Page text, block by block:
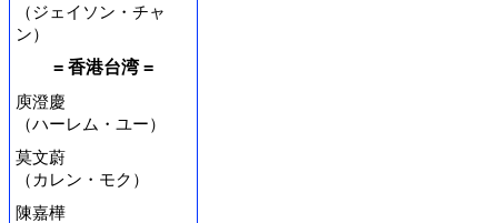
（ジェイソン・チャ
ン）
= 香港台湾 =
庾澄慶
（ハーレム・ユー）
莫文蔚
（カレン・モク）
陳嘉樺